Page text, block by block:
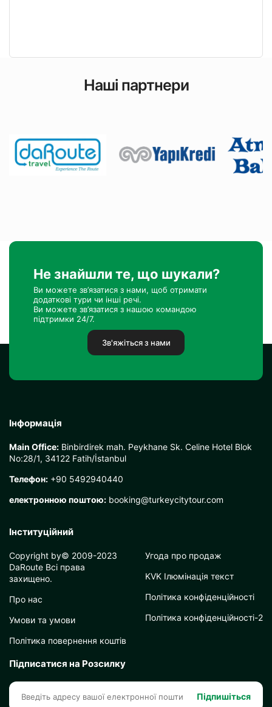
Наші партнери
Не знайшли те, що шукали?
Ви можете зв’язатися з нами, щоб отримати
додаткові тури чи інші речі.
Ви можете зв’язатися з нашою командою
підтримки 24/7.
Зв'яжіться з нами
Інформація
Main Office: Binbirdirek mah. Peykhane Sk. Celine Hotel Blok
No:28/1, 34122 Fatih/İstanbul
Телефон: +90 5492940440
електронною поштою: booking@turkeycitytour.com
Інституційний
Copyright by© 2009-2023
DaRoute Всі права
захищено.
Про нас
Умови та умови
Політика повернення коштів
Угода про продаж
KVK Ілюмінація текст
Політика конфіденційності
Політика конфіденційності-2
Підписатися на Розсилку
Підпишіться